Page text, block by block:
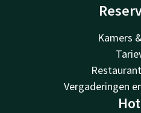
Kamers
Vergaderingen